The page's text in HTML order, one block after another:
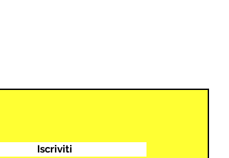
Iscriviti